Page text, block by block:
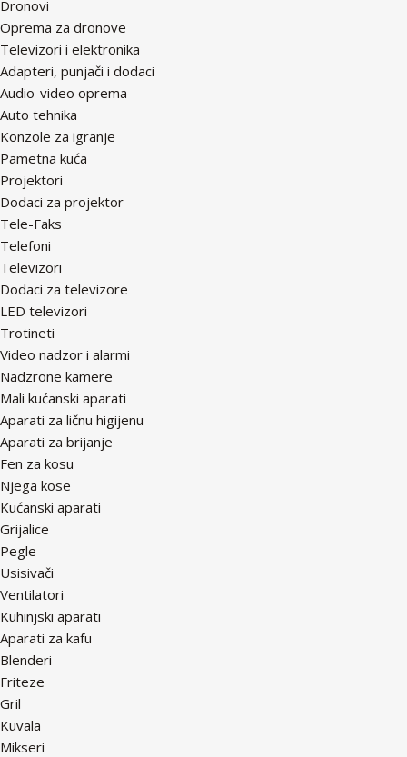
Dronovi
Oprema za dronove
Televizori i elektronika
Adapteri, punjači i dodaci
Audio-video oprema
Auto tehnika
Konzole za igranje
Pametna kuća
Projektori
Dodaci za projektor
Tele-Faks
Telefoni
Televizori
Dodaci za televizore
LED televizori
Trotineti
Video nadzor i alarmi
Nadzrone kamere
Mali kućanski aparati
Aparati za ličnu higijenu
Aparati za brijanje
Fen za kosu
Njega kose
Kućanski aparati
Grijalice
Pegle
Usisivači
Ventilatori
Kuhinjski aparati
Aparati za kafu
Blenderi
Friteze
Gril
Kuvala
Mikseri